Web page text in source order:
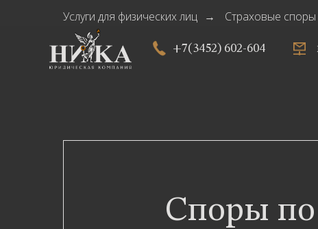
Услуги для физических лиц → Страховые споры
Споры по
+7(3452) 602-604